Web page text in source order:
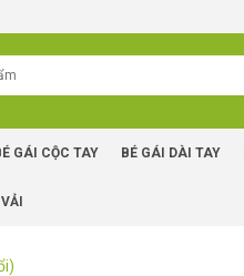
GÁI CỘC TAY BÉ GÁI DÀI TAY